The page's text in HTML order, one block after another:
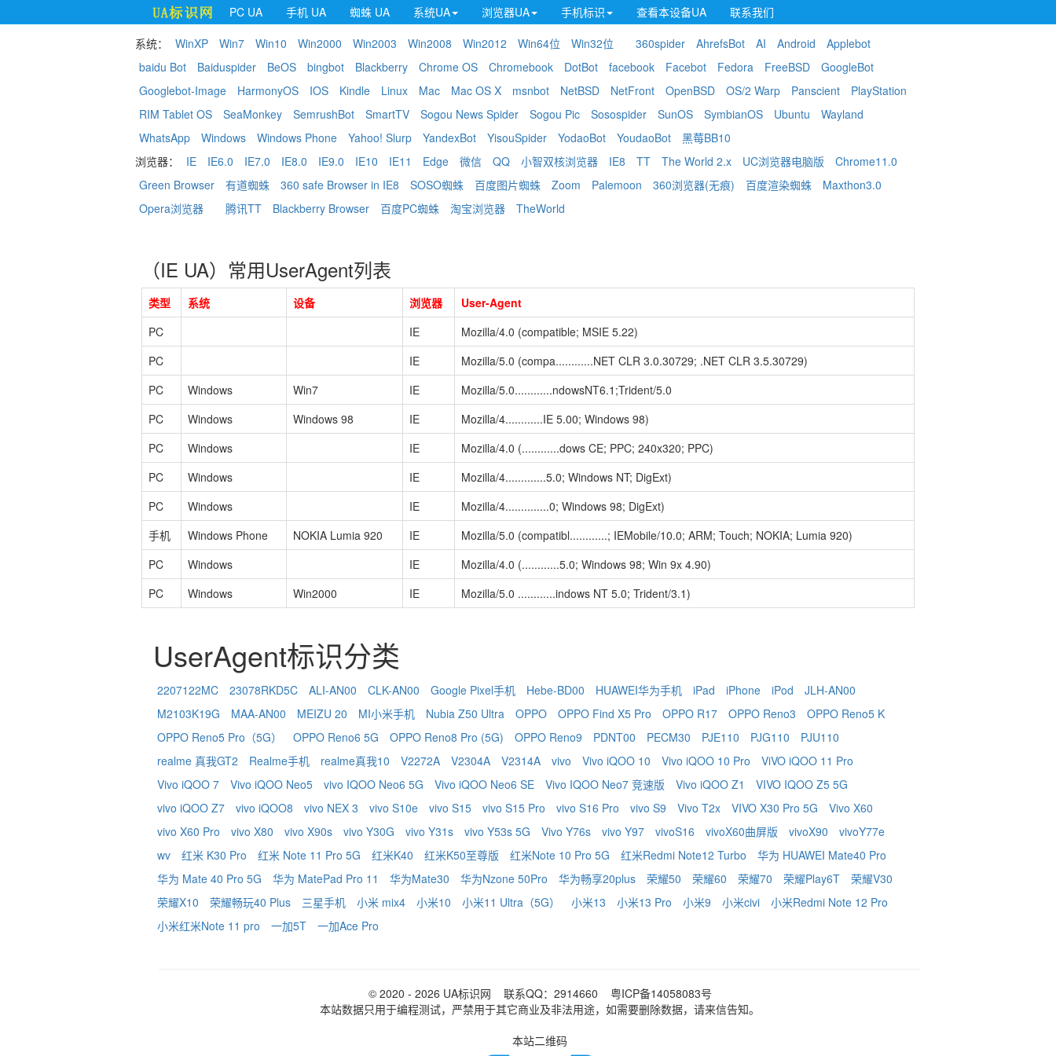
PC UA 手机 UA 蜘蛛 UA 系统UA 浏览器UA 手机标识 查看本设备UA
联系我们
系统：
WinXP Win7 Win10 Win2000 Win2003 Win2008 Win2012 Win64位 Win32位 360spider AhrefsBot AI Android
Applebot
baidu Bot
Baiduspider BeOS bingbot Blackberry Chrome OS Chromebook DotBot facebook Facebot Fedora FreeBSD
GoogleBot
Googlebot-Image
HarmonyOS IOS Kindle Linux Mac Mac OS X msnbot NetBSD NetFront OpenBSD OS/2 Warp Panscient
PlayStation
RIM Tablet OS
SeaMonkey SemrushBot SmartTV Sogou News Spider Sogou Pic Sosospider SunOS SymbianOS Ubuntu
Wayland
WhatsApp
Windows Windows Phone Yahoo! Slurp YandexBot YisouSpider YodaoBot YoudaoBot
黑莓BB10
浏览器：
IE IE6.0 IE7.0 IE8.0 IE9.0 IE10 IE11 Edge 微信 QQ 小智双核浏览器 IE8 TT The World 2.x UC浏览器电脑版
Chrome11.0
Green Browser
有道蜘蛛 360 safe Browser in IE8 SOSO蜘蛛 百度图片蜘蛛 Zoom Palemoon 360浏览器(无痕) 百度渲染蜘蛛
Maxthon3.0
Opera浏览器
腾讯TT Blackberry Browser 百度PC蜘蛛 淘宝浏览器 TheWorld
（IE UA）常用UserAgent列表
类型 系统 设备 浏览器
User-Agent
PC
IE
Mozilla/4.0 (compatible; MSIE 5.22)
PC
IE
Mozilla/5.0 (compa............NET CLR 3.0.30729; .NET CLR 3.5.30729)
PC
Windows Win7 IE
Mozilla/5.0............ndowsNT6.1;Trident/5.0
PC
Windows Windows 98 IE
Mozilla/4............IE 5.00; Windows 98)
PC
Windows IE
Mozilla/4.0 (............dows CE; PPC; 240x320; PPC)
PC
Windows IE
Mozilla/4.............5.0; Windows NT; DigExt)
PC
Windows IE
Mozilla/4..............0; Windows 98; DigExt)
手机
Windows Phone NOKIA Lumia 920 IE
Mozilla/5.0 (compatibl............; IEMobile/10.0; ARM; Touch; NOKIA; Lumia 920)
PC
Windows IE
Mozilla/4.0 (............5.0; Windows 98; Win 9x 4.90)
PC
Windows Win2000 IE Mozilla/5.0 ............indows NT 5.0; Trident/3.1)
UserAgent标识分类
2207122MC 23078RKD5C ALI-AN00 CLK-AN00 Google Pixel手机 Hebe-BD00 HUAWEI华为手机 iPad iPhone iPod
JLH-AN00
M2103K19G
MAA-AN00 MEIZU 20 MI小米手机 Nubia Z50 Ultra OPPO OPPO Find X5 Pro OPPO R17 OPPO Reno3
OPPO Reno5 K
OPPO Reno5 Pro（5G）
OPPO Reno6 5G OPPO Reno8 Pro (5G) OPPO Reno9 PDNT00 PECM30 PJE110 PJG110
PJU110
realme 真我GT2
Realme手机 realme真我10 V2272A V2304A V2314A vivo Vivo iQOO 10 Vivo iQOO 10 Pro
ViVO iQOO 11 Pro
Vivo iQOO 7
Vivo iQOO Neo5 vivo IQOO Neo6 5G Vivo iQOO Neo6 SE Vivo IQOO Neo7 竞速版 Vivo iQOO Z1
VIVO IQOO Z5 5G
vivo iQOO Z7
vivo iQOO8 vivo NEX 3 vivo S10e vivo S15 vivo S15 Pro vivo S16 Pro vivo S9 Vivo T2x VIVO X30 Pro 5G
Vivo X60
vivo X60 Pro
vivo X80 vivo X90s vivo Y30G vivo Y31s vivo Y53s 5G Vivo Y76s vivo Y97 vivoS16 vivoX60曲屏版 vivoX90
vivoY77e
wv
红米 K30 Pro 红米 Note 11 Pro 5G 红米K40 红米K50至尊版 红米Note 10 Pro 5G 红米Redmi Note12 Turbo
华为 HUAWEI Mate40 Pro
华为 Mate 40 Pro 5G
华为 MatePad Pro 11 华为Mate30 华为Nzone 50Pro 华为畅享20plus 荣耀50 荣耀60 荣耀70 荣耀Play6T
荣耀V30
荣耀X10
荣耀畅玩40 Plus 三星手机 小米 mix4 小米10 小米11 Ultra（5G） 小米13 小米13 Pro 小米9 小米civi
小米Redmi Note 12 Pro
小米红米Note 11 pro
一加5T 一加Ace Pro
© 2020 - 2026 UA标识网 联系QQ：2914660 粤ICP备14058083号
本站数据只用于编程测试，严禁用于其它商业及非法用途，如需要删除数据，请来信告知。
本站二维码